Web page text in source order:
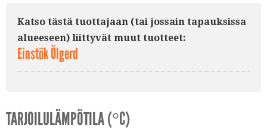
Katso tästä tuottajaan (tai jossain tapauksissa
alueeseen) liittyvät muut tuotteet:
Einstök Ölgerd
TARJOILULÄMPÖTILA (°C)